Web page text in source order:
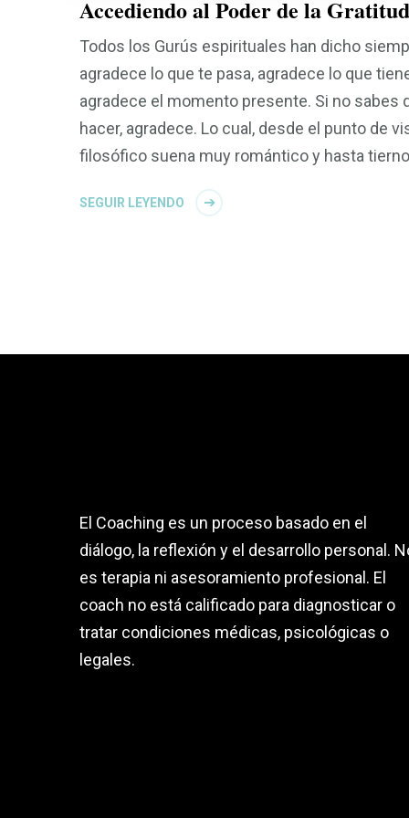
Accediendo al Poder de la Gratitud
Todos los Gurús espirituales han dicho
agradece lo que te pasa, agradece lo que
agradece el momento presente. Si no sabes
hacer, agradece. Lo cual, desde el punto de
filosófico suena muy romántico y hasta
SEGUIR LEYENDO
El Coaching es un proceso basado en el
diálogo, la reflexión y el desarrollo personal.
es terapia ni asesoramiento profesional. El
coach no está calificado para diagnosticar o
tratar condiciones médicas, psicológicas o
legales.